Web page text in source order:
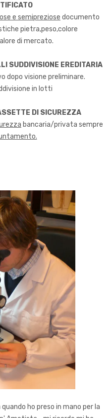
e semipreziose documento
pietra,peso,colore
di mercato.
SUDDIVISIONE EREDITARIA
dopo visione preliminare.
in lotti
DI SICUREZZA
bancaria/privata sempre
ho preso in mano per la